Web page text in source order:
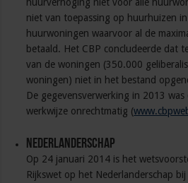
niet van toepassing op huurhuizen
huurwoningen waarvoor al de
betaald. Het CBP concludeerde dat
van de woningen (350.000
woningen) niet in het bestand
De gegevensverwerking in 2013
werkwijze onrechtmatig (
Nederlanderschap
Op 24 januari 2014 is het
Rijkswet op het Nederlanderschap